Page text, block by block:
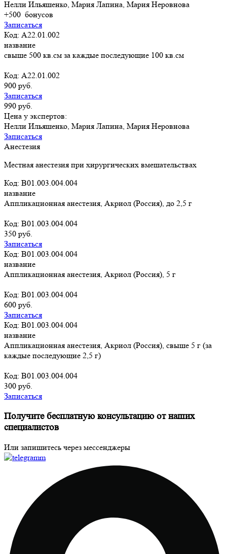
Нелли Ильяшенко, Мария Лапина, Мария Неровнова
+500 бонусов
Записаться
Код: A22.01.002
название
свыше 500 кв.см за каждые последующие 100 кв.см
Код: A22.01.002
900 руб.
Записаться
990 руб.
Цена у экспертов:
Нелли Ильяшенко, Мария Лапина, Мария Неровнова
Записаться
Анестезия
Местная анестезия при хирургических вмешательствах
Код: B01.003.004.004
название
Аппликационная анестезия, Акриол (Россия), до 2,5 г
Код: B01.003.004.004
350 руб.
Записаться
Код: B01.003.004.004
название
Аппликационная анестезия, Акриол (Россия), 5 г
Код: B01.003.004.004
600 руб.
Записаться
Код: B01.003.004.004
название
Аппликационная анестезия, Акриол (Россия), свыше 5 г (за
каждые последующие 2,5 г)
Код: B01.003.004.004
300 руб.
Записаться
Получите бесплатную консультацию от наших
специалистов
Или запишитесь через мессенджеры